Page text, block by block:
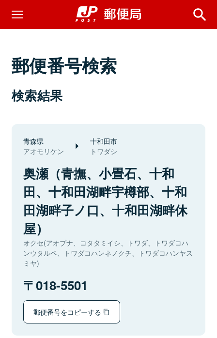
郵便番号検索
検索結果
青森県
アオモリケン
十和田市
トワダシ
奥瀬（青撫、小畳石、十和
田、十和田湖畔宇樽部、十和
田湖畔子ノ口、十和田湖畔休
屋）
オクセ(アオブナ、コタタミイシ、トワダ、トワダコハ
ンウタルベ、トワダコハンネノクチ、トワダコハンヤス
ミヤ)
018-5501
郵便番号をコピーする